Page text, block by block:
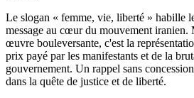
Le slogan « femme, vie, liberté » habille
message au cœur du mouvement iranien.
œuvre bouleversante, c'est la
prix payé par les manifestants et de la
gouvernement. Un rappel sans
dans la quête de justice et de liberté.